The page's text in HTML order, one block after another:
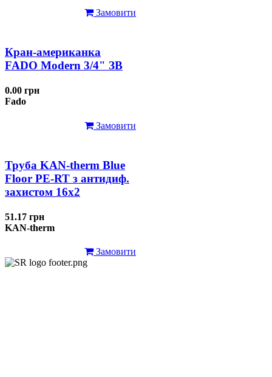
Замовити
Кран-американка
FADO Modern 3/4" ЗВ
0.00 грн
Fado
Замовити
Труба KAN-therm Blue
Floor PE-RT з антидиф.
захистом 16х2
51.17 грн
KAN-therm
Замовити